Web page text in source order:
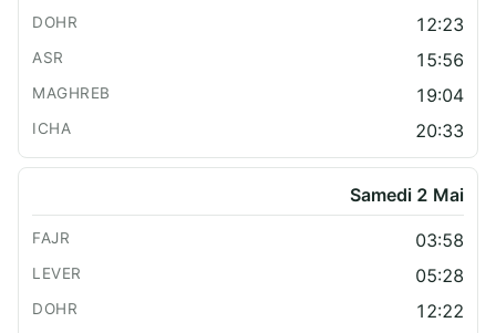
12:23
15:56
19:04
20:33
Samedi 2 Mai
03:58
05:28
12:22